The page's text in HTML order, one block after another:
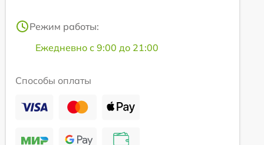
Режим работы:
Ежедневно с 9:00 до 21:00
Способы оплаты